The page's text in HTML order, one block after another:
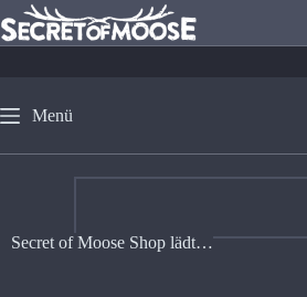
Menü
Secret of Moose Shop lädt…